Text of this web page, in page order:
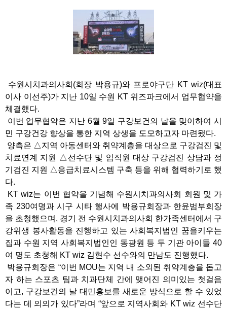
수원시치과의사회(회장 박용규)와 프로야구단 KT wiz(대표
이사 이선주)가 지난 10일 수원 KT 위즈파크에서 업무협약을
체결했다.
이번 업무협약은 지난 6월 9일 구강보건의 날을 맞이하여 시
민 구강건강 향상을 통한 지역 상생을 도모하고자 마련됐다.
양측은 △지역 아동센터와 취약계층을 대상으로 구강검진 및
치료연계 지원 △선수단 및 임직원 대상 구강검진 상담과 정
기검진 지원 △응급치료시스템 구축 등을 위해 협력하기로 했
다.
KT wiz는 이번 협약을 기념해 수원시치과의사회 회원 및 가
족 230여명과 시구 시타 행사에 박용규회장과 한윤범부회장
을 초청했으며, 경기 전 수원시치과의사회 한가족센터에서 구
강위생 봉사활동을 진행하고 있는 사회복지법인 꿈을키우는
집과 수원 지역 사회복지법인인 동광원 등 두 기관 아이들 40
여 명도 초청해 KT wiz 김현수 선수와의 만남도 진행했다.
박용규회장은 “이번 MOU는 지역 내 소외된 취약계층을 돕고
자 하는 스포츠 팀과 치과단체 간에 맺어진 의미있는 첫걸음
이고, 구강보건의 날 대민홍보를 새로운 방식으로 할 수 있었
다는 데 의의가 있다”라며 “앞으로 지역사회와 KT wiz 선수단